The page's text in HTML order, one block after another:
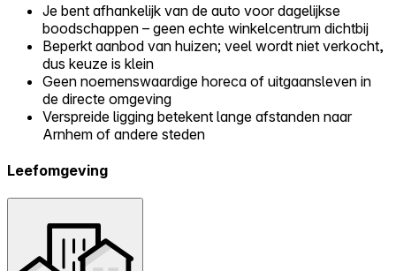
Je bent afhankelijk van de auto voor dagelijkse
boodschappen – geen echte winkelcentrum dichtbij
Beperkt aanbod van huizen; veel wordt niet verkocht,
dus keuze is klein
Geen noemenswaardige horeca of uitgaansleven in
de directe omgeving
Verspreide ligging betekent lange afstanden naar
Arnhem of andere steden
Leefomgeving